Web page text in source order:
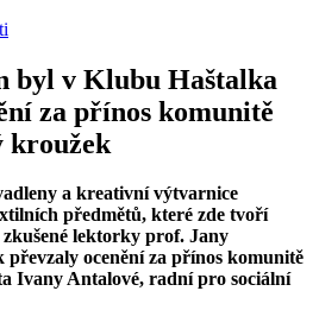
byl v Klubu Haštalka
za přínos komunitě
kroužek
a kreativní výtvarnice
předmětů, které zde tvoří
lektorky prof. Jany
převzaly ocenění za přínos komunitě
Ivany Antalové, radní pro sociální